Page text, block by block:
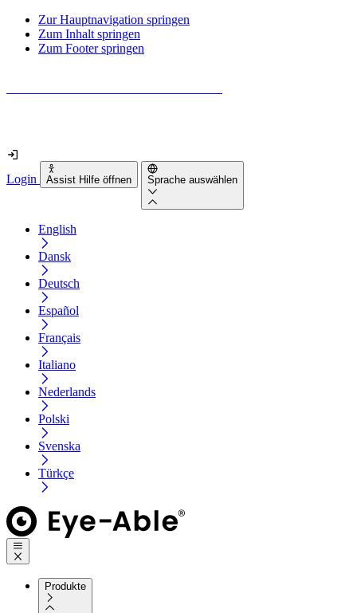
Zur Hauptnavigation springen
Zum Inhalt springen
Zum Footer springen
Login Assist Hilfe öffnen Sprache auswählen
English
Dansk
Deutsch
Español
Français
Italiano
Nederlands
Polski
Svenska
Türkçe
Produkte